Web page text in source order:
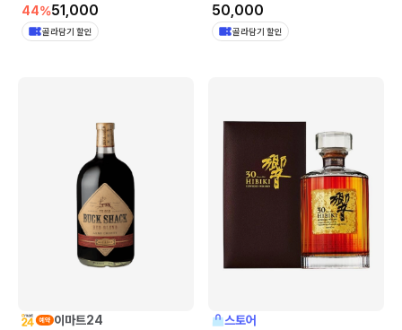
44%51,000
골라담기 할인
50,000
골라담기 할인
이마트24
스토어